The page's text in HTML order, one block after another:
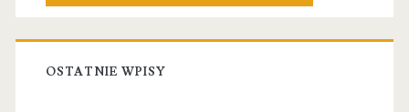
OSTATNIE WPISY